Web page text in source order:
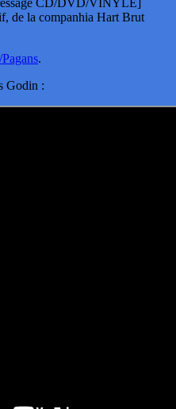
CD/DVD/VINYLE]
de la companhia Hart Brut
.
Godin :